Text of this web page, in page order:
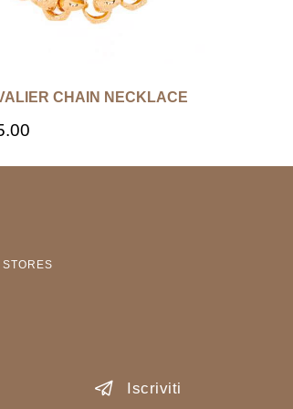
CHAIN NECKLACE
STORES
Iscriviti